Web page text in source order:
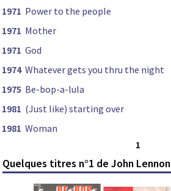
1971 Power to the people
1971 Mother
1971 God
1974 Whatever gets you thru the night
1975 Be-bop-a-lula
1981 (Just like) starting over
1981 Woman
1
Quelques titres n°1 de John Lennon